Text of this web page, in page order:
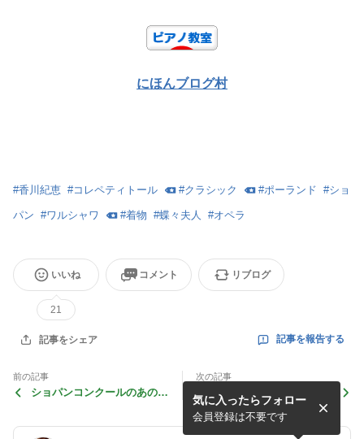
にほんブログ村
#香川紀恵 #コレペティトール #クラシック #ポーランド #ショ
パン #ワルシャワ #着物 #蝶々夫人 #オペラ
いいね
21
コメント リブログ
記事をシェア 記事を報告する
前の記事
ショパンコンクールのあの会
次の記事
ショパンにお花を
気に入ったらフォロー
会員登録は不要です